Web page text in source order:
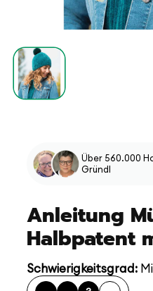
1
in
Modal
öffnen
Über 560.000
Gründl
Anleitung
Halbpatent
Schwierigkeitsgrad: